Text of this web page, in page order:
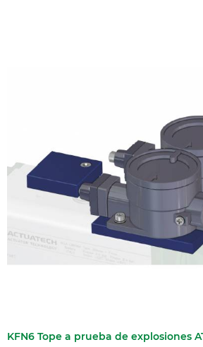
KFN6 Tope a prueba de explosiones